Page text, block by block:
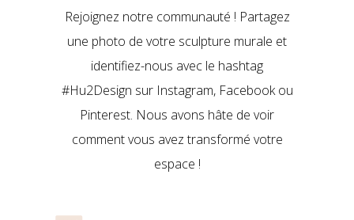
Rejoignez notre communauté ! Partagez
une photo de votre sculpture murale et
identifiez-nous avec le hashtag
#Hu2Design sur Instagram, Facebook ou
Pinterest. Nous avons hâte de voir
comment vous avez transformé votre
espace !